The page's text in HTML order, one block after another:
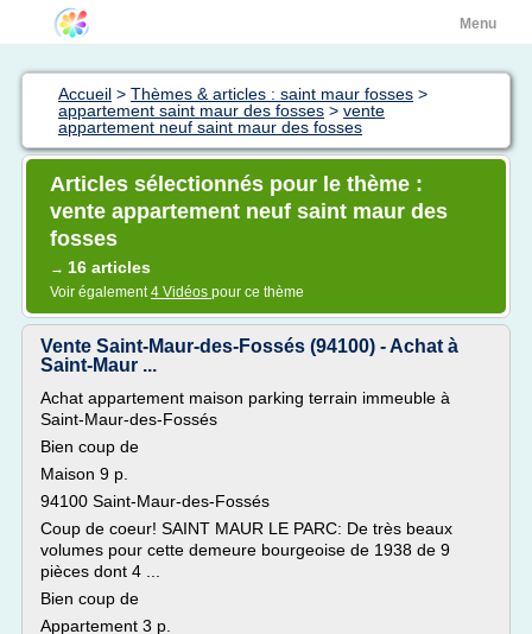
Menu
Accueil > Thèmes & articles : saint maur fosses >
appartement saint maur des fosses > vente
appartement neuf saint maur des fosses
Articles sélectionnés pour le thème :
vente appartement neuf saint maur des
fosses
→ 16 articles
Voir également4 Vidéos pour ce thème
Vente Saint-Maur-des-Fossés (94100) - Achat à
Saint-Maur ...
Achat appartement maison parking terrain immeuble à
Saint-Maur-des-Fossés
Bien coup de
Maison 9 p.
94100 Saint-Maur-des-Fossés
Coup de coeur! SAINT MAUR LE PARC: De très beaux
volumes pour cette demeure bourgeoise de 1938 de 9
pièces dont 4 ...
Bien coup de
Appartement 3 p.